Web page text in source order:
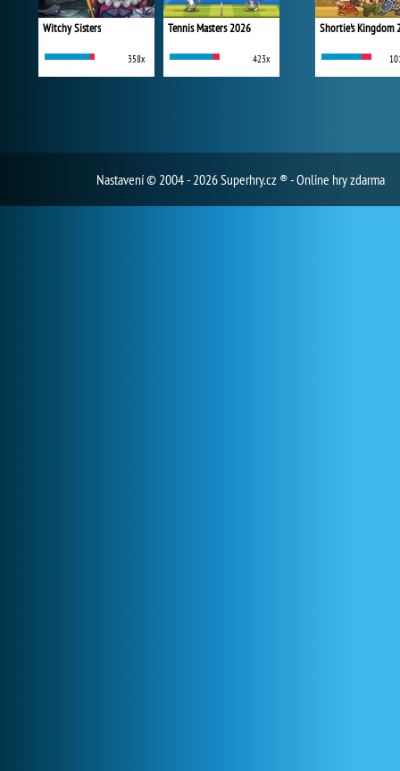
Witchy Sisters
358x
Tennis Masters 2026
423x
Shortie's Kingdom
Nastavení© 2004 - 2026 Superhry.cz ® - Online hry zdarma